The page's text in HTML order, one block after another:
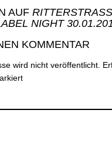
AUF
NIGHT
KOMMENTAR
wird nicht veröffentlicht.